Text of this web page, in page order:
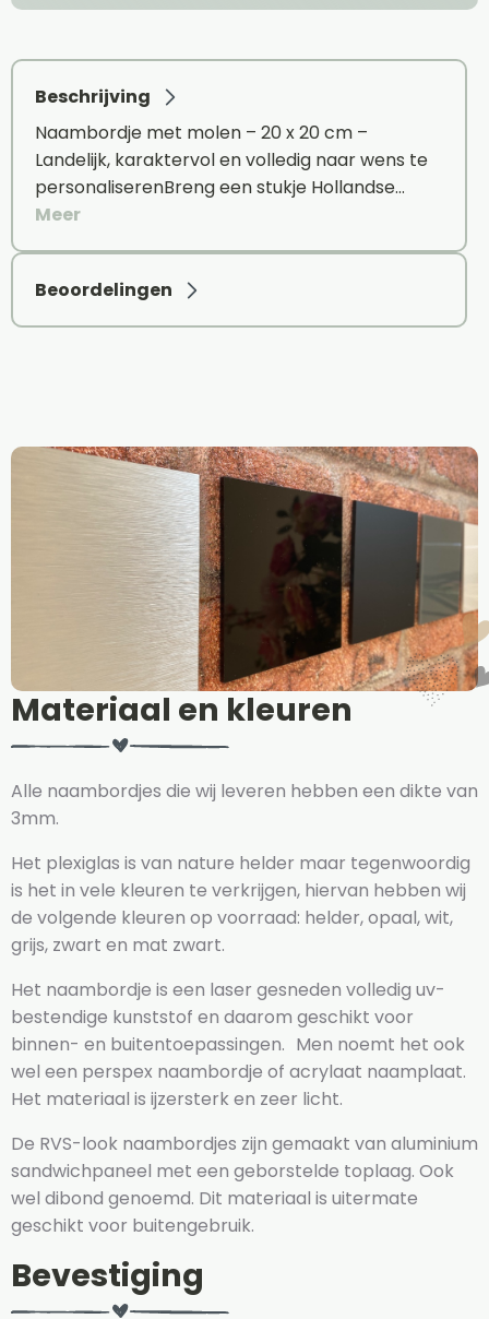
Beschrijving
Naambordje met molen – 20 x 20 cm –
Landelijk, karaktervol en volledig naar wens te
personaliserenBreng een stukje Hollandse…
Meer
Beoordelingen
Materiaal en kleuren
Alle naambordjes die wij leveren hebben een dikte van
3mm.
Het plexiglas is van nature helder maar tegenwoordig
is het in vele kleuren te verkrijgen, hiervan hebben wij
de volgende kleuren op voorraad: helder, opaal, wit,
grijs, zwart en mat zwart.
Het naambordje is een laser gesneden volledig uv-
bestendige kunststof en daarom geschikt voor
binnen- en buitentoepassingen. Men noemt het ook
wel een perspex naambordje of acrylaat naamplaat.
Het materiaal is ijzersterk en zeer licht.
De RVS-look naambordjes zijn gemaakt van aluminium
sandwichpaneel met een geborstelde toplaag. Ook
wel dibond genoemd. Dit materiaal is uitermate
geschikt voor buitengebruik.
Bevestiging